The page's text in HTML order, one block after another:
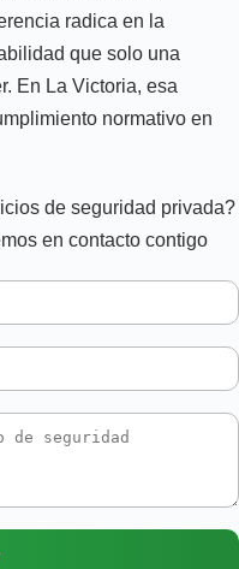
radica en la
que solo una
En La Victoria, esa
normativo en
de seguridad privada?
en contacto contigo